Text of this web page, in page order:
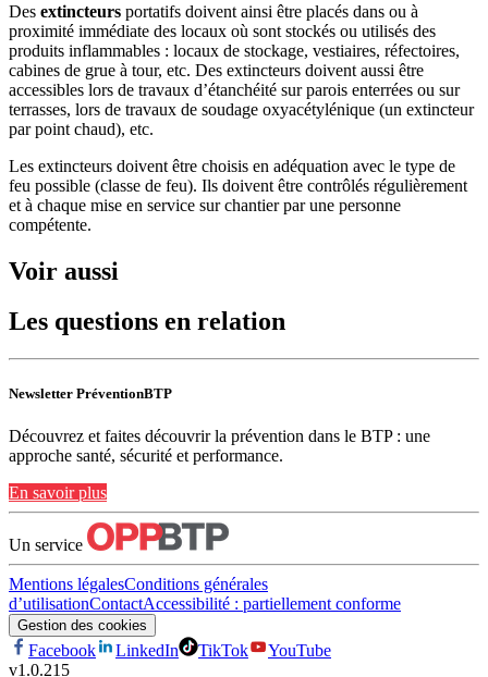
Des extincteurs portatifs doivent ainsi être placés dans ou à
proximité immédiate des locaux où sont stockés ou utilisés des
produits inflammables : locaux de stockage, vestiaires, réfectoires,
cabines de grue à tour, etc. Des extincteurs doivent aussi être
accessibles lors de travaux d’étanchéité sur parois enterrées ou sur
terrasses, lors de travaux de soudage oxyacétylénique (un extincteur
par point chaud), etc.
Les extincteurs doivent être choisis en adéquation avec le type de
feu possible (classe de feu). Ils doivent être contrôlés régulièrement
et à chaque mise en service sur chantier par une personne
compétente.
Voir aussi
Les questions en relation
Newsletter PréventionBTP
Découvrez et faites découvrir la prévention dans le BTP : une
approche santé, sécurité et performance.
En savoir plus
Un service
Mentions légalesConditions générales
d’utilisationContactAccessibilité : partiellement conforme
Gestion des cookies
Facebook LinkedIn TikTok
YouTube
v1.0.215